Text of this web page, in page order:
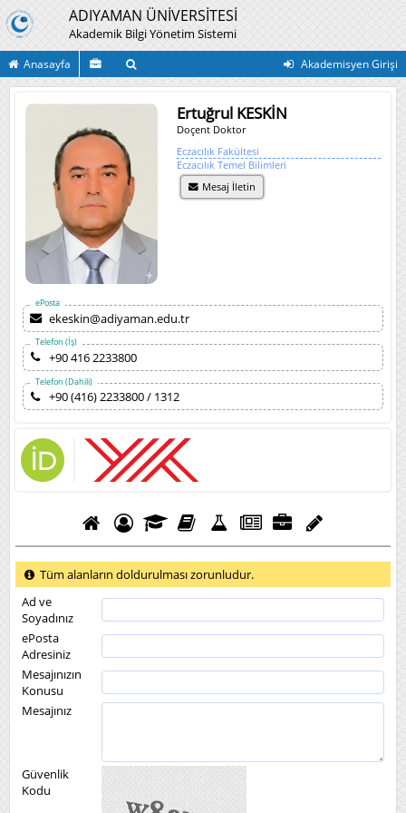
ADIYAMAN ÜNİVERSİTESİ
Akademik Bilgi Yönetim Sistemi
Anasayfa Akademisyen Girişi
Ertuğrul KESKİN
Doçent Doktor
Eczacılık Fakültesi
Eczacılık Temel Bilimleri
Mesaj İletin
ePosta
ekeskin@adiyaman.edu.tr
Telefon (İş)
+90 416 2233800
Telefon (Dahili)
+90 (416) 2233800 / 1312
Tüm alanların doldurulması zorunludur.
Ad ve
Soyadınız
ePosta
Adresiniz
Mesajınızın
Konusu
Mesajınız
Güvenlik
Kodu